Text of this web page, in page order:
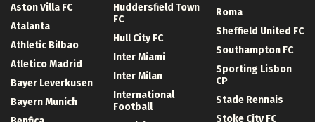
Aston Villa FC
Atalanta
Athletic Bilbao
Atletico Madrid
Bayer Leverkusen
Bayern Munich
Huddersfield Town
FC
Hull City FC
Inter Miami
Inter Milan
International
Football
Roma
Sheffield United FC
Southampton FC
Sporting Lisbon
CP
Stade Rennais
Stoke City FC